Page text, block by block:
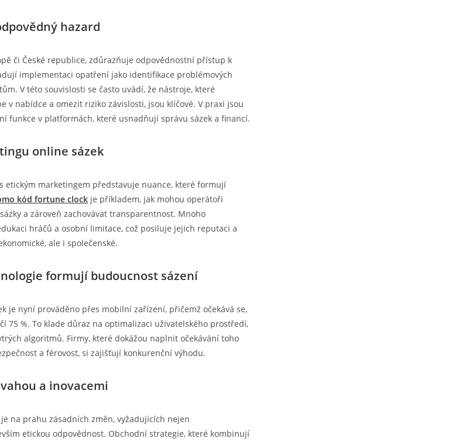
hazard
či České republice, zdůrazňuje odpovědnostní přístup k
implementaci opatření jako identifikace problémových
V této souvislosti se často uvádí, že nástroje, které
v nabídce a omezit riziko závislosti, jsou klíčové. V praxi jsou
funkce v platformách, které usnadňují správu sázek a financí.
online sázek
etickým marketingem představuje nuance, které formují
kód fortune clock je příkladem, jak mohou operátoři
a zároveň zachovávat transparentnost. Mnoho
hráčů a osobní limitace, což posiluje jejich reputaci a
ale i společenské.
formují budoucnost sázení
je nyní prováděno přes mobilní zařízení, přičemž očekává se,
75 %. To klade důraz na optimalizaci uživatelského prostředí,
algoritmů. Firmy, které dokážou naplnit očekávání toho
a férovost, si zajišťují konkurenční výhodu.
a inovacemi
na prahu zásadních změn, vyžadujících nejen
etickou odpovědnost. Obchodní strategie, které kombinují